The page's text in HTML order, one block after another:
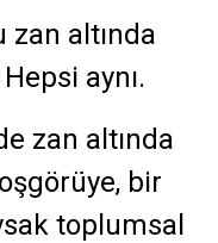
altında
aynı.
zan altında
bir
toplumsal